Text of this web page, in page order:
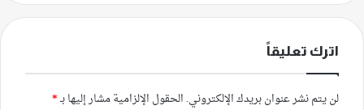
اترك تعليقاً
لن يتم نشر عنوان بريدك الإلكتروني. الحقول الإلزامية مشار إليها بـ*